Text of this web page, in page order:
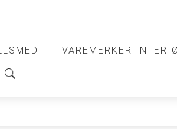
VAREMERKER